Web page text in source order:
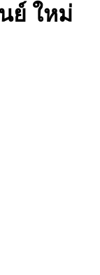
ย์ ใหม่